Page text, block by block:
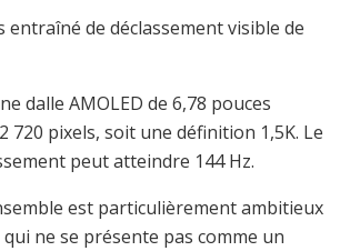
entraîné de déclassement visible de
dalle AMOLED de 6,78 pouces
720 pixels, soit une définition 1,5K. Le
peut atteindre 144 Hz.
est particulièrement ambitieux
ne se présente pas comme un